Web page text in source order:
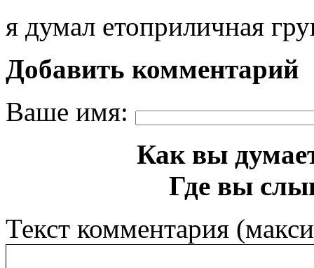
я думал етоприличная
Добавить комментарий
Ваше имя:
Как вы
Где вы
Текст комментария